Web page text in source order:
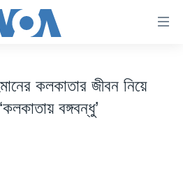
কলকাতার জীবন নিয়ে
বঙ্গবন্ধু’